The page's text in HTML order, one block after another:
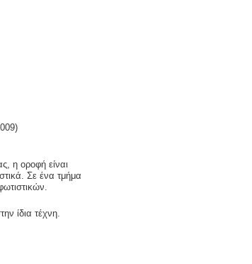
η οροφή είναι
Σε ένα τμήμα
ίδια τέχνη.